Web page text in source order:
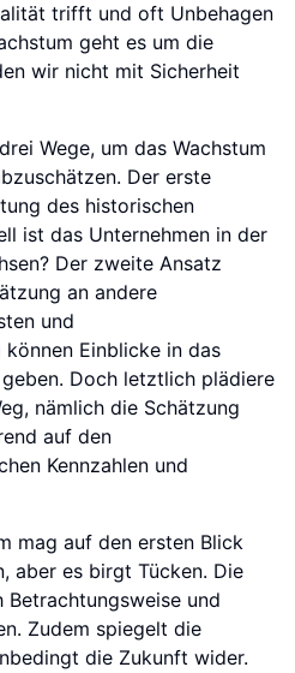
trifft und oft Unbehagen
geht es um die
wir nicht mit Sicherheit
Wege, um das Wachstum
Der erste
des historischen
ist das Unternehmen in der
Der zweite Ansatz
an andere
und
Einblicke in das
Doch letztlich plädiere
nämlich die Schätzung
auf den
Kennzahlen und
mag auf den ersten Blick
aber es birgt Tücken. Die
Betrachtungsweise und
Zudem spiegelt die
die Zukunft wider.